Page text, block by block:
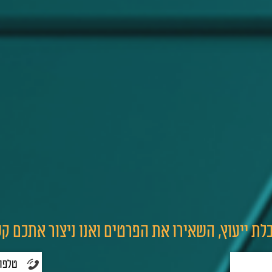
ייעוץ, השאירו את הפרטים ואנו ניצור אתכם